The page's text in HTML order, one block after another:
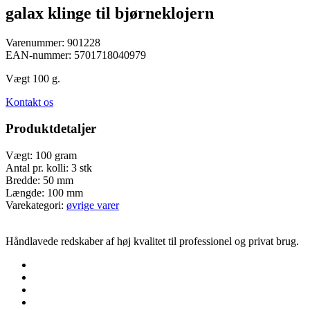
galax klinge til bjørneklojern
Varenummer: 901228
EAN-nummer: 5701718040979
Vægt 100 g.
Kontakt os
Produktdetaljer
Vægt: 100 gram
Antal pr. kolli: 3 stk
Bredde: 50 mm
Længde: 100 mm
Varekategori: øvrige varer
Håndlavede redskaber af høj kvalitet til professionel og privat brug.